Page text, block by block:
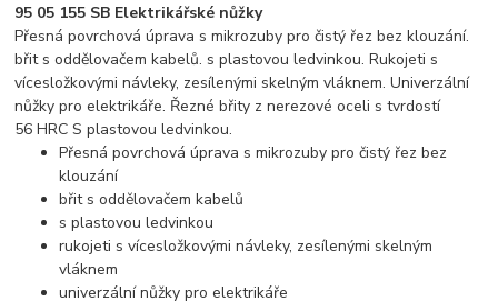
95 05 155 SB Elektrikářské nůžky
Přesná povrchová úprava s mikrozuby pro čistý řez bez klouzání.
břit s oddělovačem kabelů. s plastovou ledvinkou. Rukojeti s
vícesložkovými návleky, zesílenými skelným vláknem. Univerzální
nůžky pro elektrikáře. Řezné břity z nerezové oceli s tvrdostí
56 HRC S plastovou ledvinkou.
Přesná povrchová úprava s mikrozuby pro čistý řez bez
klouzání
břit s oddělovačem kabelů
s plastovou ledvinkou
rukojeti s vícesložkovými návleky, zesílenými skelným
vláknem
univerzální nůžky pro elektrikáře